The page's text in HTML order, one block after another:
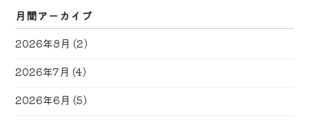
月間アーカイブ
2026年8月 (2)
2026年7月 (4)
2026年6月 (5)